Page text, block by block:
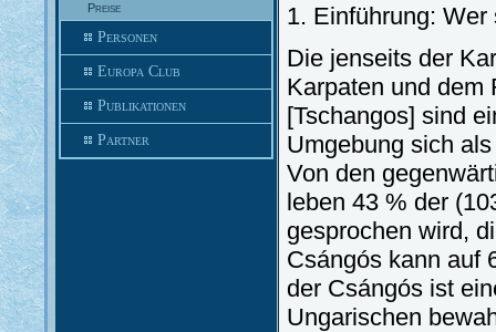
Preise
Personen
Europa Club
Publikationen
Partner
1. Einführung:
Die jenseits der
Karpaten und dem
[Tschangos] sind
Umgebung sich
Von den
leben 43 % der
gesprochen wird,
Csángós kann auf
der Csángós ist
Ungarischen